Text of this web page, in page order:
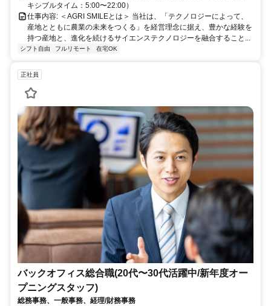
キシブルタイム：5:00〜22:00）
仕事内容: ＜AGRI SMILEとは＞ 当社は、「テクノロジーによって、
産地とともに農業の未来をつくる」を経営理念に据え、豊かな経験を
持つ産地と、進化を続けるサイエンステクノロジーを融合すること...
シフト自由 フルリモート 在宅OK
正社員
バックオフィス総合職(20代〜30代活躍中/新年度オー
プニングスタッフ)
総務事務、一般事務、経理/財務事務